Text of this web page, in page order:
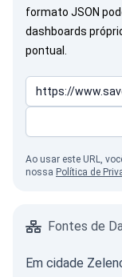
formato JSON
dashboards
pontual.
Ao usar este URL,
nossa Política de
Fontes de
Em cidade